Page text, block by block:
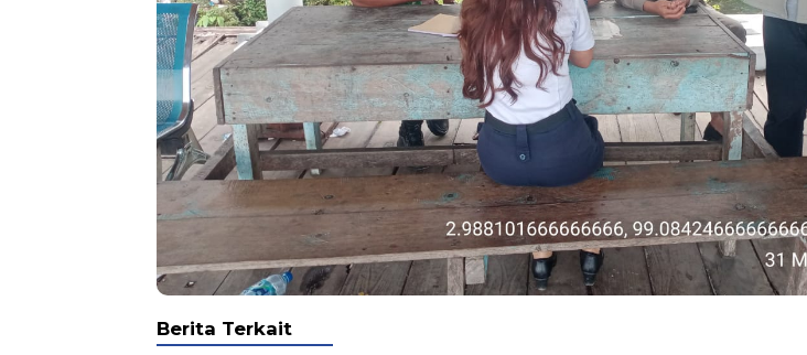
Berita Terkait